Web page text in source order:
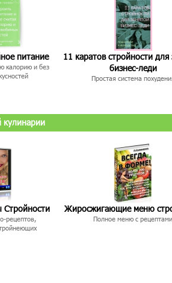
питание
калорию и без
11 каратов стройности для
бизнес-леди
Простая система
кулинарии
Стройности
рецептов,
Жиросжигающие меню
Полное меню с рецептами